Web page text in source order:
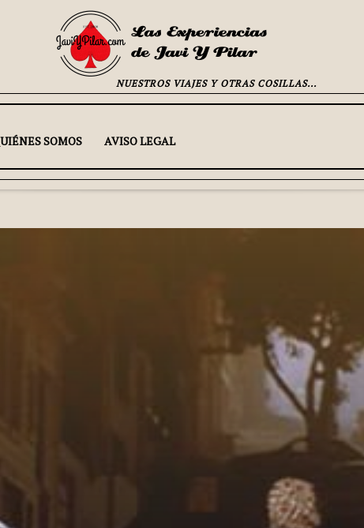
NUESTROS VIAJES Y OTRAS COSILLAS...
SOMOS AVISO LEGAL